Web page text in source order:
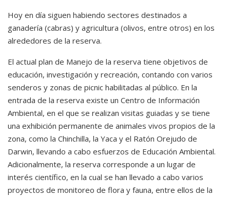
Hoy en día siguen habiendo sectores destinados a
ganadería (cabras) y agricultura (olivos, entre otros) en los
alrededores de la reserva.
El actual plan de Manejo de la reserva tiene objetivos de
educación, investigación y recreación, contando con varios
senderos y zonas de picnic habilitadas al público. En la
entrada de la reserva existe un Centro de Información
Ambiental, en el que se realizan visitas guiadas y se tiene
una exhibición permanente de animales vivos propios de la
zona, como la Chinchilla, la Yaca y el Ratón Orejudo de
Darwin, llevando a cabo esfuerzos de Educación Ambiental.
Adicionalmente, la reserva corresponde a un lugar de
interés científico, en la cual se han llevado a cabo varios
proyectos de monitoreo de flora y fauna, entre ellos de la